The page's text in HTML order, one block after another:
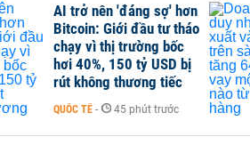
AI trở nên 'đáng sợ' hơn
Bitcoin: Giới đầu tư tháo
chạy vì thị trường bốc
hơi 40%, 150 tỷ USD bị
rút không thương tiếc
QUỐC TẾ - 45 phút trước